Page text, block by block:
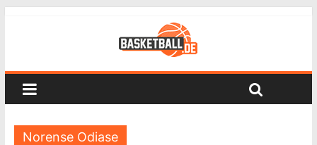
Norense Odiase